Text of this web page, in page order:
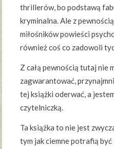
thrillerów, bo podstawą
kryminalna. Ale z
miłośników powieści
również coś co zadowoli
Z całą pewnością tutaj nie
zagwarantować,
tej książki oderwać, a
czytelniczką.
Ta książka to nie jest
tym jak ciemne potrafią być